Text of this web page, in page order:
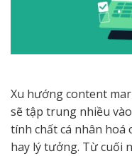
Xu hướng content
sẽ tập trung nhiều
tính chất cá nhân
hay lý tưởng. Từ cuối